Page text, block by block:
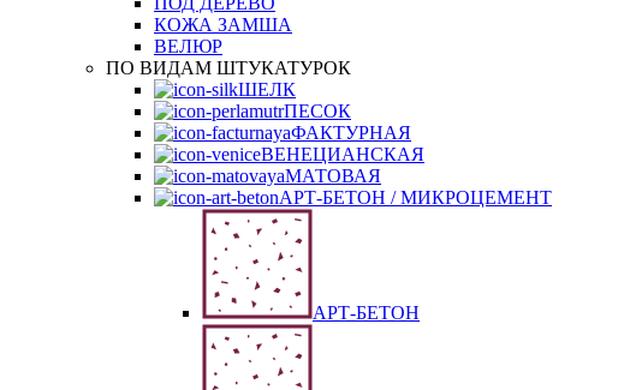
КОЖА ЗАМША
ВЕЛЮР
ПО ВИДАМ ШТУКАТУРОК
ШЕЛК
ПЕСОК
ФАКТУРНАЯ
ВЕНЕЦИАНСКАЯ
МАТОВАЯ
АРТ-БЕТОН / МИКРОЦЕМЕНТ
АРТ-БЕТОН